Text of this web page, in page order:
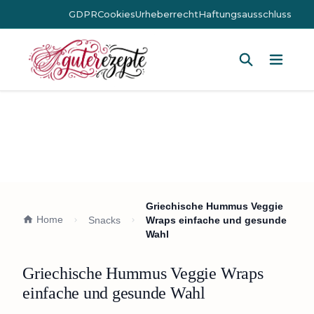
GDPRCookiesUrheberrechtHaftungsausschluss
Home Snacks
Griechische Hummus Veggie
Wraps einfache und gesunde
Wahl
Griechische Hummus Veggie Wraps
einfache und gesunde Wahl